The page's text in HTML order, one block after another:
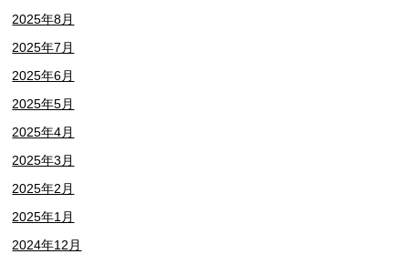
2025年8月
2025年7月
2025年6月
2025年5月
2025年4月
2025年3月
2025年2月
2025年1月
2024年12月